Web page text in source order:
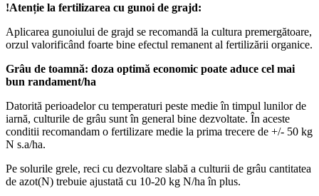
!Atenție la fertilizarea cu gunoi de grajd:
Aplicarea gunoiului de grajd se recomandă la cultura premergătoare,
orzul valorificând foarte bine efectul remanent al fertilizării organice.
Grâu de toamnă: doza optimă economic poate aduce cel mai
bun randament/ha
Datorită perioadelor cu temperaturi peste medie în timpul lunilor de
iarnă, culturile de grâu sunt în general bine dezvoltate. În aceste
conditii recomandam o fertilizare medie la prima trecere de +/- 50 kg
N s.a/ha.
Pe solurile grele, reci cu dezvoltare slabă a culturii de grâu cantitatea
de azot(N) trebuie ajustată cu 10-20 kg N/ha în plus.